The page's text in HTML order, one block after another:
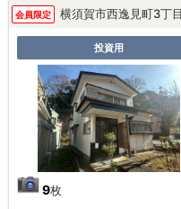
会員限定 横須賀市西逸見町3丁
投資用
9枚